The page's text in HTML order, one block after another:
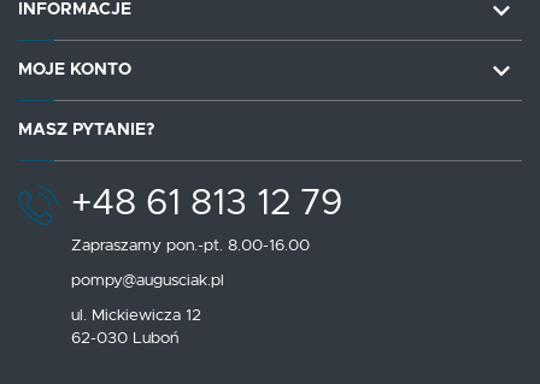
INFORMACJE
MOJE KONTO
MASZ PYTANIE?
+48 61 813 12 79
Zapraszamy pon.-pt. 8.00-16.00
pompy@augusciak.pl
ul. Mickiewicza 12
62-030 Luboń